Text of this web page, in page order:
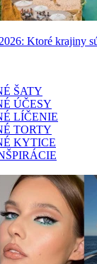
Ktoré krajiny
ŠATY
ÚČESY
LÍČENIE
TORTY
KYTICE